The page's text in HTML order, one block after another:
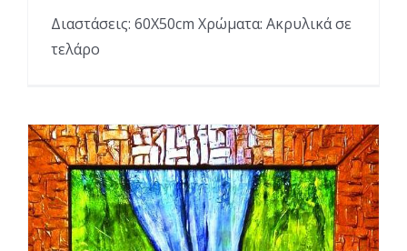
Διαστάσεις: 60Χ50cm Χρώματα: Ακρυλικά σε
τελάρο